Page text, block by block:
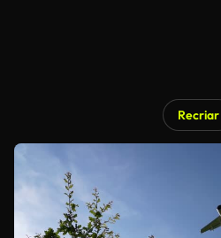
Recriar